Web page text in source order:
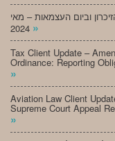
וביום העצמאות – מאי
»
Tax Client Update –
Ordinance: Reporting
»
Aviation Law Client
Supreme Court Appeal
»